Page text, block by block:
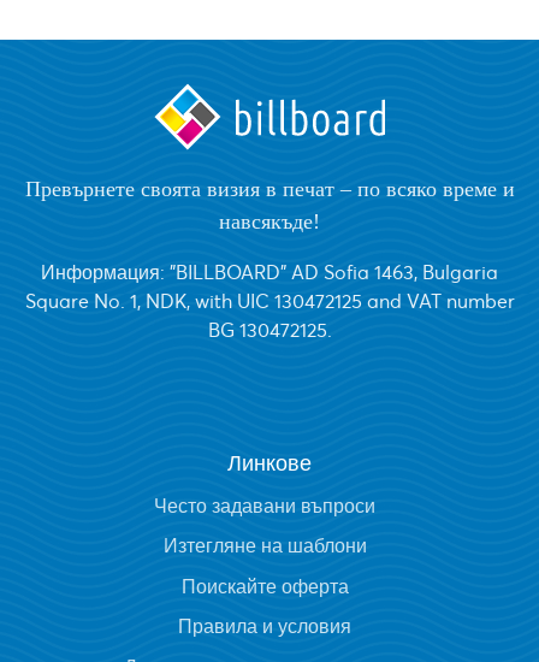
Превърнете своята визия в печат – по всяко време и
навсякъде!
Информация: "BILLBOARD" AD Sofia 1463, Bulgaria
Square No. 1, NDK, with UIC 130472125 and VAT number
BG 130472125.
Линкове
Често задавани въпроси
Изтегляне на шаблони
Поискайте оферта
Правила и условия